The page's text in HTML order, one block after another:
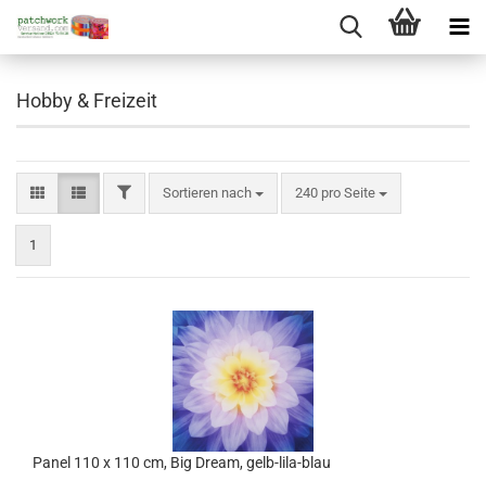
Hobby & Freizeit
FILTERSortieren nach
Sortieren nach 240 pro Seite
pro Seite
1
Panel 110 x 110 cm, Big Dream, gelb-lila-blau